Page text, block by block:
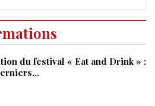
du festival « Eat and Drink » :